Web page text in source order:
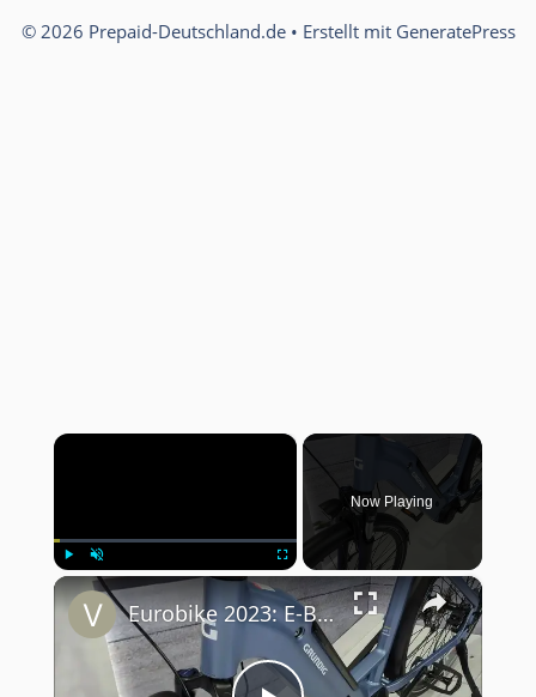
© 2026 Prepaid-Deutschland.de• Erstellt mit GeneratePress
×
Unmute
Now Playing
×
Eurobike 2023: E-Bike Grundig GCB-1